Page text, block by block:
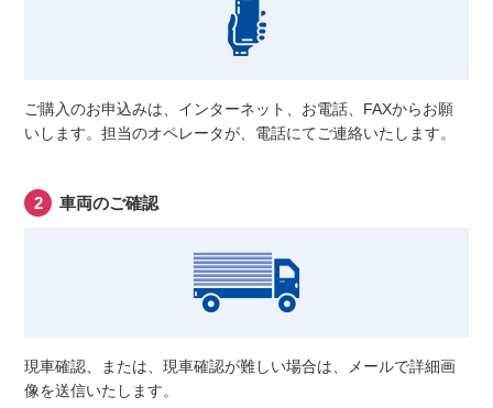
ご購入のお申込みは、インターネット、お電話、FAXからお願
いします。担当のオペレータが、電話にてご連絡いたします。
車両のご確認
現車確認、または、現車確認が難しい場合は、メールで詳細画
像を送信いたします。